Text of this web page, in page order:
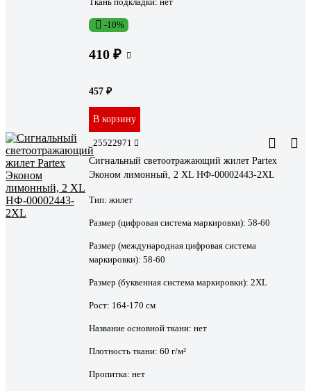
-10%
410 ₽
457 ₽
В корзину
25522971
Сигнальный светоотражающий жилет Partex
Эконом лимонный, 2 XL НФ-00002443-2XL
Тип: жилет
Размер (цифровая система маркировки): 58-60
Размер (международная цифровая система
маркировки): 58-60
Размер (буквенная система маркировки): 2XL
Рост: 164-170 см
Название основной ткани: нет
Плотность ткани: 60 г/м²
Пропитка: нет